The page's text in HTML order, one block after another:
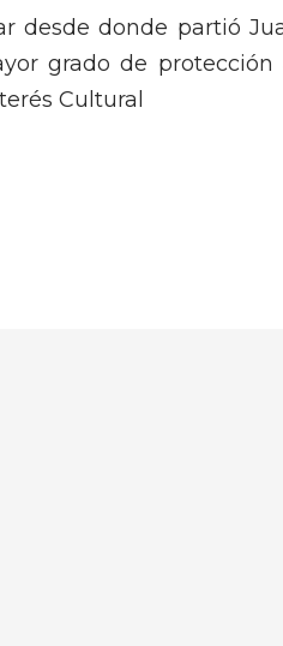
desde donde partió
grado de protección
Cultural